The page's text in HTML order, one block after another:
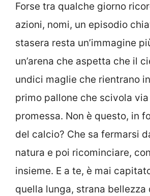
Forse tra qualche giorno
azioni, nomi, un episodio
stasera resta un’immagine
un’arena che aspetta che il
undici maglie che rientrano
primo pallone che scivola
promessa. Non è questo, in
del calcio? Che sa fermarsi
natura e poi ricominciare,
insieme. E a te, è mai
quella lunga, strana bellezza